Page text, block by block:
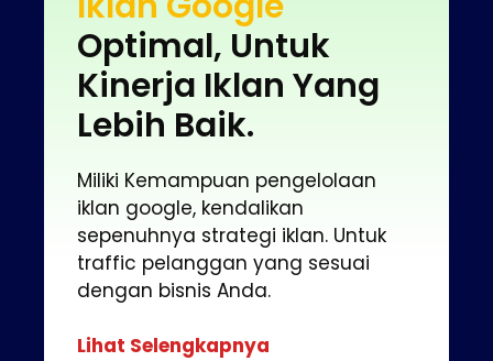
Optimal, Untuk
Kinerja Iklan Yang
Lebih Baik.
Miliki Kemampuan pengelolaan
iklan google, kendalikan
sepenuhnya strategi iklan. Untuk
traffic pelanggan yang sesuai
dengan bisnis Anda.
Lihat Selengkapnya